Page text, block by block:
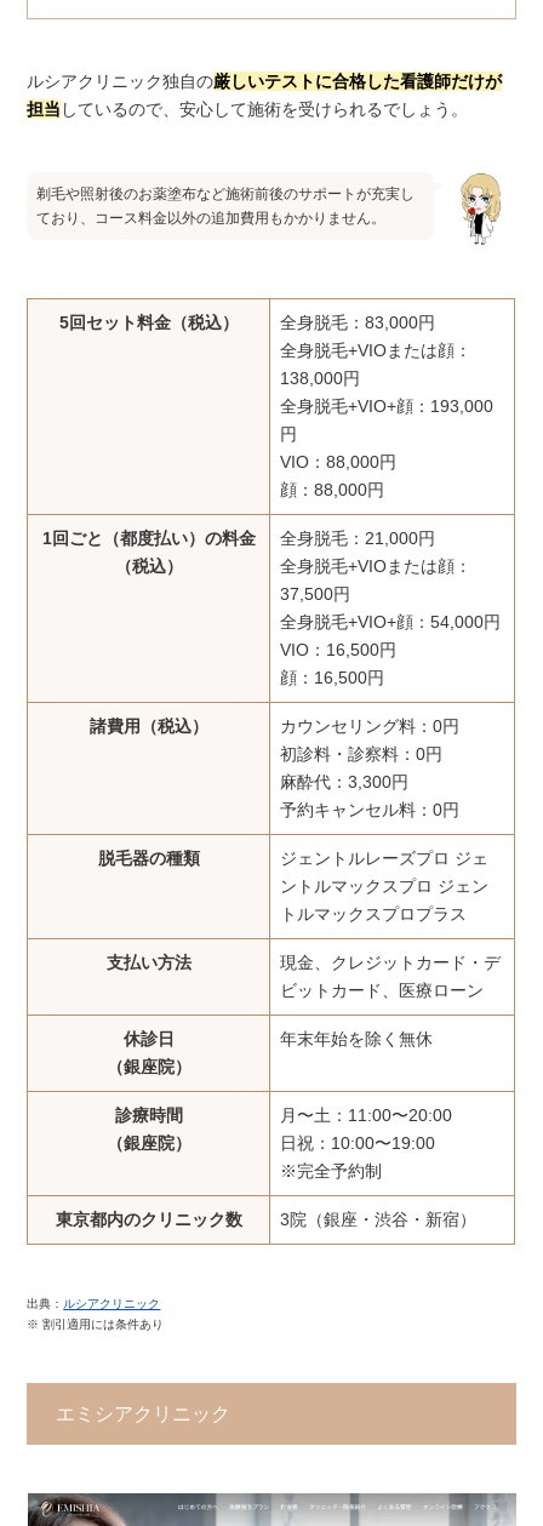
ルシアクリニック独自の厳しいテストに合格した看護師だけが
担当 しているので、安心して施術を受けられるでしょう。
剃毛や照射後のお薬塗布など施術前後のサポートが充実し
ており、コース料金以外の追加費用もかかりません。
5回セット料金（税込）
全身脱毛：83,000円
全身脱毛+VIOまたは顔：
138,000円
全身脱毛+VIO+顔：193,000
円
VIO：88,000円
顔：88,000円
1回ごと（都度払い）の料金
（税込）
全身脱毛：21,000円
全身脱毛+VIOまたは顔：
37,500円
全身脱毛+VIO+顔：54,000円
VIO：16,500円
顔：16,500円
諸費用（税込）
カウンセリング料：0円
初診料・診察料：0円
麻酔代：3,300円
予約キャンセル料：0円
脱毛器の種類
ジェントルレーズプロ ジェ
ントルマックスプロ ジェン
トルマックスプロプラス
支払い方法
現金、クレジットカード・デ
ビットカード、医療ローン
休診日
（銀座院）
年末年始を除く無休
診療時間
（銀座院）
月〜土：11:00〜20:00
日祝：10:00〜19:00
※完全予約制
東京都内のクリニック数 3院（銀座・渋谷・新宿）
出典： ルシアクリニック
※ 割引適用には条件あり
エミシアクリニック